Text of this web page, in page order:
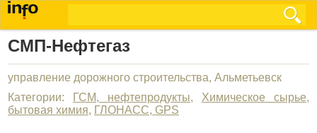
СМП-Нефтегаз
управление дорожного строительства, Альметьевск
Категории:
ГСМ, нефтепродукты, Химическое сырье,
бытовая химия, ГЛОНАСС, GPS